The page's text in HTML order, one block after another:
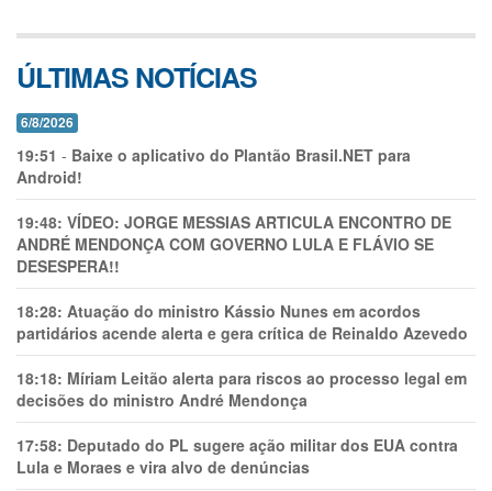
ÚLTIMAS NOTÍCIAS
6/8/2026
19:51 - Baixe o aplicativo do Plantão Brasil.NET para
Android!
19:48: VÍDEO: JORGE MESSIAS ARTICULA ENCONTRO DE
ANDRÉ MENDONÇA COM GOVERNO LULA E FLÁVIO SE
DESESPERA!!
18:28: Atuação do ministro Kássio Nunes em acordos
partidários acende alerta e gera crítica de Reinaldo Azevedo
18:18: Míriam Leitão alerta para riscos ao processo legal em
decisões do ministro André Mendonça
17:58: Deputado do PL sugere ação militar dos EUA contra
Lula e Moraes e vira alvo de denúncias